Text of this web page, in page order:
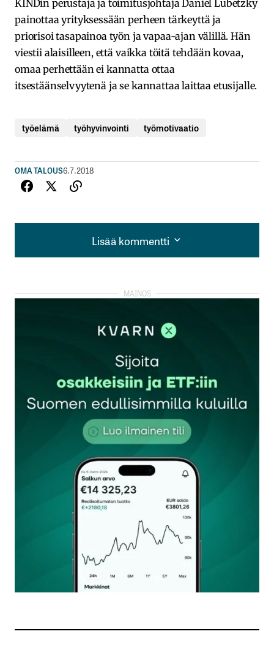
KINDin perustaja ja toimitusjohtaja Daniel Lubetzky
painottaa yrityksessään perheen tärkeyttä ja
priorisoi tasapainoa työn ja vapaa-ajan välillä. Hän
viestii alaisilleen, että vaikka töitä tehdään kovaa,
omaa perhettään ei kannatta ottaa
itsestäänselvyytenä ja se kannattaa laittaa etusijalle.
työelämä työhyvinvointi työmotivaatio
OMA TALOUS6.7.2018
Lisää kommentti
Lisää kommentti
kirjautua
rekisteröityä
Sähköpostiosoitettasi ei julkaista.Pakolliset
kentät on merkitty*
Kommentti*
Nimesi tai nimimerkkisi
Sähköpostiosoitteesi
Tilaa SalkunRakentajan uutiskirje